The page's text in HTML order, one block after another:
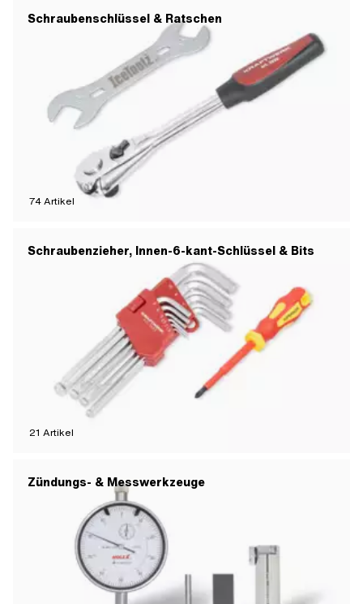
Schraubenschlüssel & Ratschen
74Artikel
Schraubenzieher, Innen-6-kant-Schlüssel & Bits
21 Artikel
Zündungs- & Messwerkzeuge